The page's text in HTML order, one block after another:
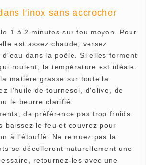
l'inox sans accrocher
1 à 2 minutes sur feu moyen. Pour
est assez chaude, versez
d'eau dans la poêle. Si elles forment
roulent, la température est idéale.
matière grasse sur toute la
l'huile de tournesol, d'olive, de
le beurre clarifié.
de préférence pas trop froids.
baissez le feu et couvrez pour
à l'étouffé. Ne remuez pas la
se décolleront naturellement une
retournez-les avec une